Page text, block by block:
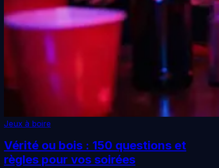
Jeux à boire
Vérité ou bois : 150 questions et
règles pour vos soirées